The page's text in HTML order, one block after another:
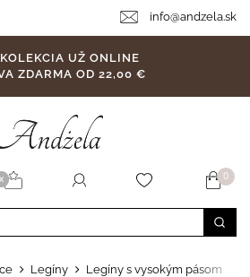
info@andzela.sk
UŽ ONLINE
ZDARMA OD 22,00 €
X 0
Legíny Legíny s vysokým pásom